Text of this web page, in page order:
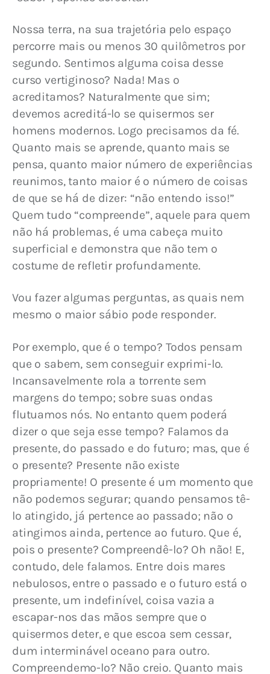
Nossa terra, na sua trajetória pelo espaço
percorre mais ou menos 30 quilômetros por
segundo. Sentimos alguma coisa desse
curso vertiginoso? Nada! Mas o
acreditamos? Naturalmente que sim;
devemos acreditá-lo se quisermos ser
homens modernos. Logo precisamos da fé.
Quanto mais se aprende, quanto mais se
pensa, quanto maior número de experiências
reunimos, tanto maior é o número de coisas
de que se há de dizer: “não entendo isso!”
Quem tudo “compreende”, aquele para quem
não há problemas, é uma cabeça muito
superficial e demonstra que não tem o
costume de refletir profundamente.
Vou fazer algumas perguntas, as quais nem
mesmo o maior sábio pode responder.
Por exemplo, que é o tempo? Todos pensam
que o sabem, sem conseguir exprimi-lo.
Incansavelmente rola a torrente sem
margens do tempo; sobre suas ondas
flutuamos nós. No entanto quem poderá
dizer o que seja esse tempo? Falamos da
presente, do passado e do futuro; mas, que é
o presente? Presente não existe
propriamente! O presente é um momento que
não podemos segurar; quando pensamos tê-
lo atingido, já pertence ao passado; não o
atingimos ainda, pertence ao futuro. Que é,
pois o presente? Compreendê-lo? Oh não! E,
contudo, dele falamos. Entre dois mares
nebulosos, entre o passado e o futuro está o
presente, um indefinível, coisa vazia a
escapar-nos das mãos sempre que o
quisermos deter, e que escoa sem cessar,
dum interminável oceano para outro.
Compreendemo-lo? Não creio. Quanto mais